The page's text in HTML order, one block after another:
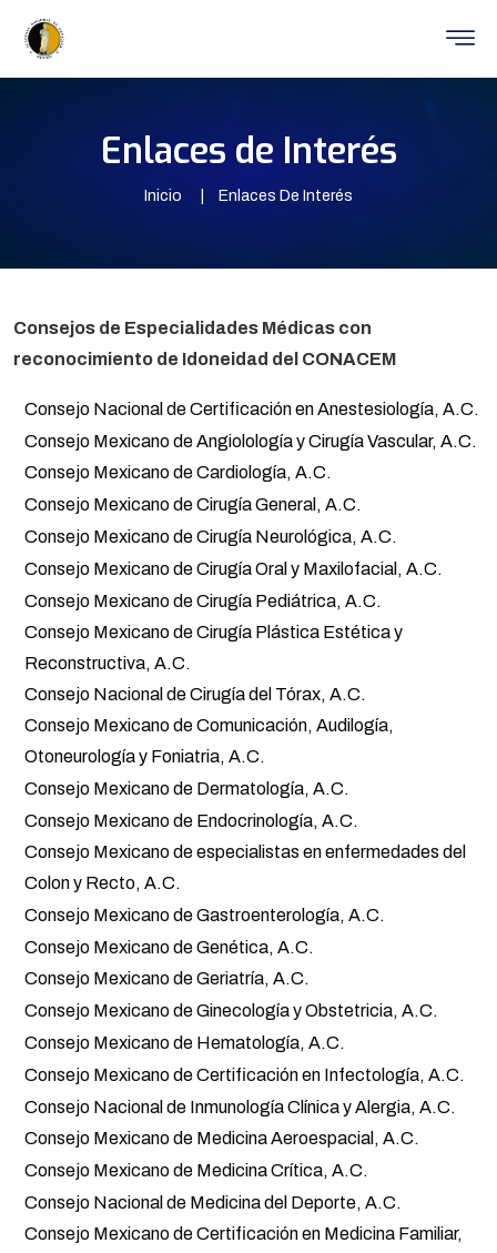
Enlaces de Interés
Inicio Enlaces De Interés
Consejos de Especialidades Médicas con
reconocimiento de Idoneidad del CONACEM
Consejo Nacional de Certificación en Anestesiología, A.C.
Consejo Mexicano de Angiolología y Cirugía Vascular, A.C.
Consejo Mexicano de Cardiología, A.C.
Consejo Mexicano de Cirugía General, A.C.
Consejo Mexicano de Cirugía Neurológica, A.C.
Consejo Mexicano de Cirugía Oral y Maxilofacial, A.C.
Consejo Mexicano de Cirugía Pediátrica, A.C.
Consejo Mexicano de Cirugía Plástica Estética y
Reconstructiva, A.C.
Consejo Nacional de Cirugía del Tórax, A.C.
Consejo Mexicano de Comunicación, Audilogía,
Otoneurología y Foniatria, A.C.
Consejo Mexicano de Dermatología, A.C.
Consejo Mexicano de Endocrinología, A.C.
Consejo Mexicano de especialistas en enfermedades del
Colon y Recto, A.C.
Consejo Mexicano de Gastroenterología, A.C.
Consejo Mexicano de Genética, A.C.
Consejo Mexicano de Geriatría, A.C.
Consejo Mexicano de Ginecología y Obstetricia, A.C.
Consejo Mexicano de Hematología, A.C.
Consejo Mexicano de Certificación en Infectología, A.C.
Consejo Nacional de Inmunología Clínica y Alergia, A.C.
Consejo Mexicano de Medicina Aeroespacial, A.C.
Consejo Mexicano de Medicina Crítica, A.C.
Consejo Nacional de Medicina del Deporte, A.C.
Consejo Mexicano de Certificación en Medicina Familiar,